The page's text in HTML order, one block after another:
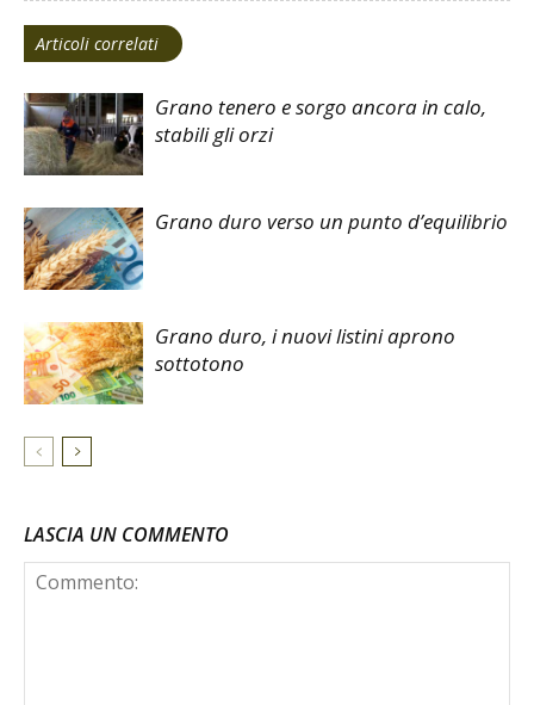
Articoli correlati
Grano tenero e sorgo ancora in calo,
stabili gli orzi
Grano duro verso un punto d’equilibrio
Grano duro, i nuovi listini aprono
sottotono
LASCIA UN COMMENTO